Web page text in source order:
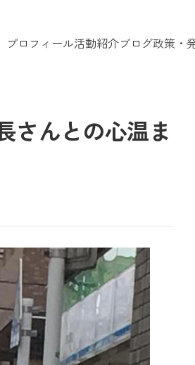
プロフィール活動紹介ブログ政策・
さんとの心温ま